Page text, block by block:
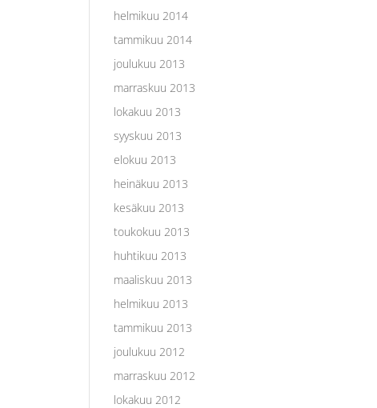
helmikuu 2014
tammikuu 2014
joulukuu 2013
marraskuu 2013
lokakuu 2013
syyskuu 2013
elokuu 2013
heinäkuu 2013
kesäkuu 2013
toukokuu 2013
huhtikuu 2013
maaliskuu 2013
helmikuu 2013
tammikuu 2013
joulukuu 2012
marraskuu 2012
lokakuu 2012